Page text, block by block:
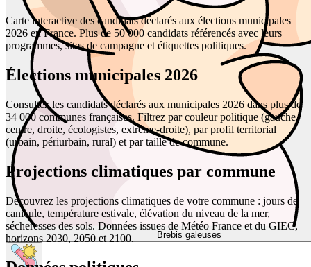
Brebis galeuses
Carte interactive des candidats déclarés aux élections municipales
2026 en France. Plus de 50 000 candidats référencés avec leurs
programmes, sites de campagne et étiquettes politiques.
Élections municipales 2026
Consultez les candidats déclarés aux municipales 2026 dans plus de
34 000 communes françaises. Filtrez par couleur politique (gauche,
centre, droite, écologistes, extrême-droite), par profil territorial
(urbain, périurbain, rural) et par taille de commune.
Projections climatiques par commune
Découvrez les projections climatiques de votre commune : jours de
canicule, température estivale, élévation du niveau de la mer,
sécheresses des sols. Données issues de Météo France et du GIEC,
horizons 2030, 2050 et 2100.